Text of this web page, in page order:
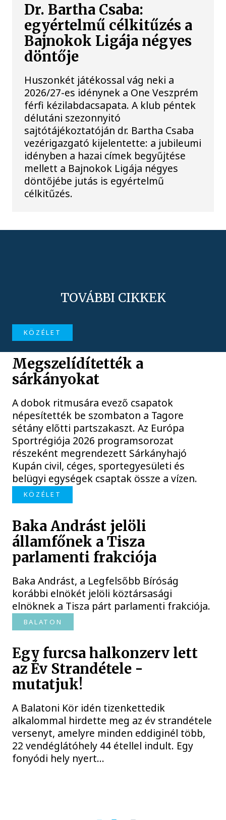
Dr. Bartha Csaba:
egyértelmű célkitűzés a
Bajnokok Ligája négyes
döntője
Huszonkét játékossal vág neki a
2026/27-es idénynek a One Veszprém
férfi kézilabdacsapata. A klub péntek
délutáni szezonnyitó
sajtótájékoztatóján dr. Bartha Csaba
vezérigazgató kijelentette: a jubileumi
idényben a hazai címek begyűjtése
mellett a Bajnokok Ligája négyes
döntőjébe jutás is egyértelmű
célkitűzés.
TOVÁBBI CIKKEK
KÖZÉLET
Megszelídítették a
sárkányokat
A dobok ritmusára evező csapatok
népesítették be szombaton a Tagore
sétány előtti partszakaszt. Az Európa
Sportrégiója 2026 programsorozat
részeként megrendezett Sárkányhajó
Kupán civil, céges, sportegyesületi és
belügyi egységek csaptak össze a vízen.
KÖZÉLET
Baka Andrást jelöli
államfőnek a Tisza
parlamenti frakciója
Baka Andrást, a Legfelsőbb Bíróság
korábbi elnökét jelöli köztársasági
elnöknek a Tisza párt parlamenti frakciója.
BALATON
Egy furcsa halkonzerv lett
az Év Strandétele -
mutatjuk!
A Balatoni Kör idén tizenkettedik
alkalommal hirdette meg az év strandétele
versenyt, amelyre minden eddiginél több,
22 vendéglátóhely 44 étellel indult. Egy
fonyódi hely nyert...